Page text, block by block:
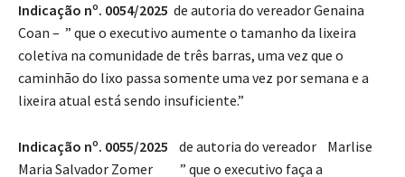
Indicação nº. 0054/2025 de autoria do vereador Genaina
Coan – ” que o executivo aumente o tamanho da lixeira
coletiva na comunidade de três barras, uma vez que o
caminhão do lixo passa somente uma vez por semana e a
lixeira atual está sendo insuficiente.”
Indicação nº. 0055/2025
de autoria do vereador Marlise
Maria Salvador Zomer ” que o executivo faça a